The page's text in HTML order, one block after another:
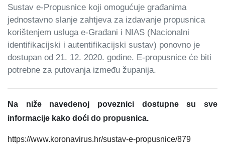
Sustav e-Propusnice koji omogućuje građanima
jednostavno slanje zahtjeva za izdavanje propusnica
korištenjem usluga e-Građani i NIAS (Nacionalni
identifikacijski i autentifikacijski sustav) ponovno je
dostupan od 21. 12. 2020. godine. E-propusnice će biti
potrebne za putovanja između županija.
Na niže navedenoj poveznici dostupne su sve
informacije kako doći do propusnica.
https://www.koronavirus.hr/sustav-e-propusnice/879